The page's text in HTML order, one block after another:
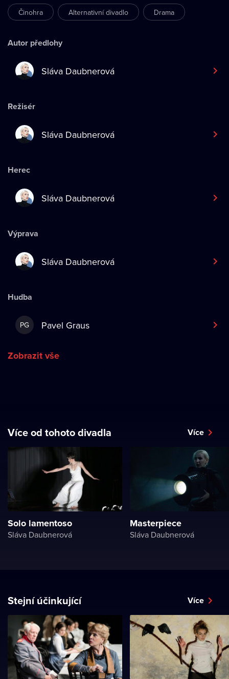
Činohra Alternativní divadlo Drama
Autor předlohy
Sláva Daubnerová
Režisér
Sláva Daubnerová
Herec
Sláva Daubnerová
Výprava
Sláva Daubnerová
Hudba
PG Pavel Graus
Zobrazit vše
Více od tohoto divadla Více
Solo lamentoso
Sláva Daubnerová
Masterpiece
Sláva Daubnerová
Stejní účinkující Více